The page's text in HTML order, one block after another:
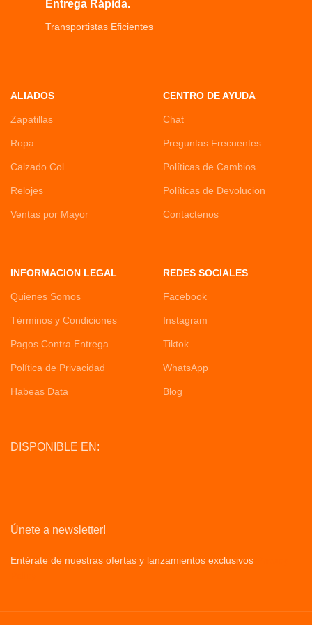
Entrega Rápida.
Transportistas Eficientes
ALIADOS
Zapatillas
Ropa
Calzado Col
Relojes
Ventas por Mayor
CENTRO DE AYUDA
Chat
Preguntas Frecuentes
Políticas de Cambios
Políticas de Devolucion
Contactenos
INFORMACION LEGAL
Quienes Somos
Términos y Condiciones
Pagos Contra Entrega
Política de Privacidad
Habeas Data
REDES SOCIALES
Facebook
Instagram
Tiktok
WhatsApp
Blog
DISPONIBLE EN:
Únete a newsletter!
Entérate de nuestras ofertas y lanzamientos exclusivos